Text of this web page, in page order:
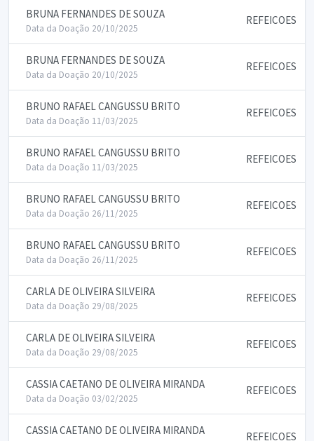
BRUNA FERNANDES DE SOUZA
Data da Doação 20/10/2025
REFEICOES
BRUNA FERNANDES DE SOUZA
Data da Doação 20/10/2025
REFEICOES
BRUNO RAFAEL CANGUSSU BRITO
Data da Doação 11/03/2025
REFEICOES
BRUNO RAFAEL CANGUSSU BRITO
Data da Doação 11/03/2025
REFEICOES
BRUNO RAFAEL CANGUSSU BRITO
Data da Doação 26/11/2025
REFEICOES
BRUNO RAFAEL CANGUSSU BRITO
Data da Doação 26/11/2025
REFEICOES
CARLA DE OLIVEIRA SILVEIRA
Data da Doação 29/08/2025
REFEICOES
CARLA DE OLIVEIRA SILVEIRA
Data da Doação 29/08/2025
REFEICOES
CASSIA CAETANO DE OLIVEIRA MIRANDA
Data da Doação 03/02/2025
REFEICOES
CASSIA CAETANO DE OLIVEIRA MIRANDA REFEICOES